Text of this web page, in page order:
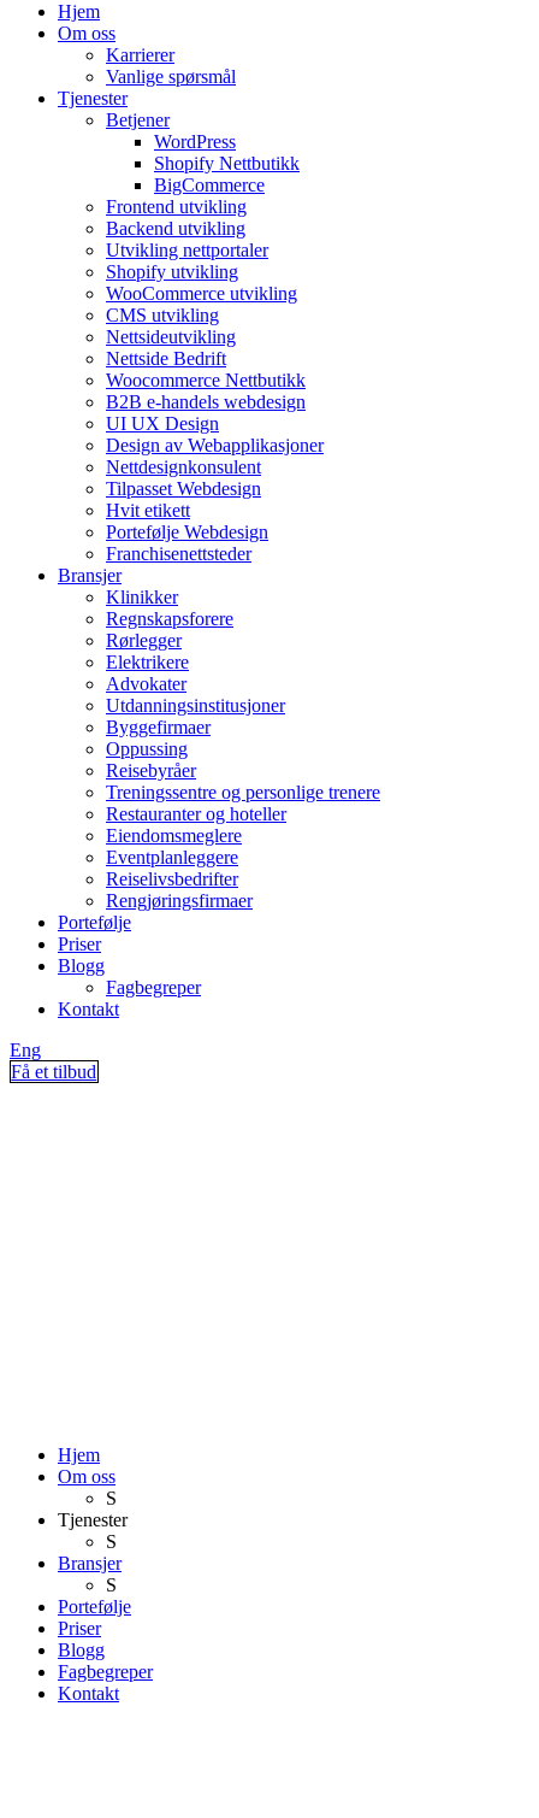
Hjem
Om oss
Karrierer
Vanlige spørsmål
Tjenester
Betjener
WordPress
Shopify Nettbutikk
BigCommerce
Frontend utvikling
Backend utvikling
Utvikling nettportaler
Shopify utvikling
WooCommerce utvikling
CMS utvikling
Nettsideutvikling
Nettside Bedrift
Woocommerce Nettbutikk
B2B e-handels webdesign
UI UX Design
Design av Webapplikasjoner
Nettdesignkonsulent
Tilpasset Webdesign
Hvit etikett
Portefølje Webdesign
Franchisenettsteder
Bransjer
Klinikker
Regnskapsforere
Rørlegger
Elektrikere
Advokater
Utdanningsinstitusjoner
Byggefirmaer
Oppussing
Reisebyråer
Treningssentre og personlige trenere
Restauranter og hoteller
Eiendomsmeglere
Eventplanleggere
Reiselivsbedrifter
Rengjøringsfirmaer
Portefølje
Priser
Blogg
Fagbegreper
Kontakt
Eng
Få et tilbud
Hjem
Om oss
S
Tjenester
S
Bransjer
S
Portefølje
Priser
Blogg
Fagbegreper
Kontakt